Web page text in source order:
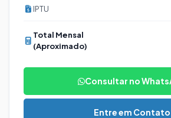
IPTU
Total Mensal
(Aproximado)
Consultar no
Entre em Contato